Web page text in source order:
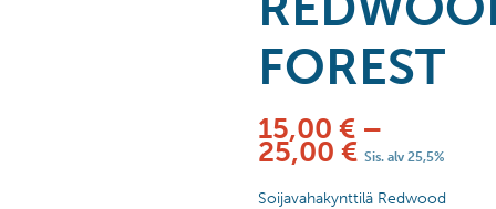
FOREST
15,00 € –
25,00 € Sis. alv 25,5%
Soijavahakynttilä Redwood